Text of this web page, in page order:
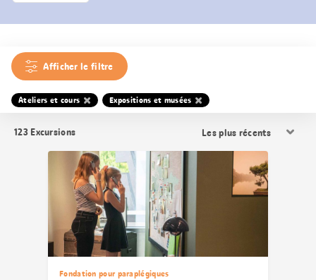
Afficher le filtre
Ateliers et cours Expositions et musées
123 Excursions
les
résultats
Fondation pour paraplégiques